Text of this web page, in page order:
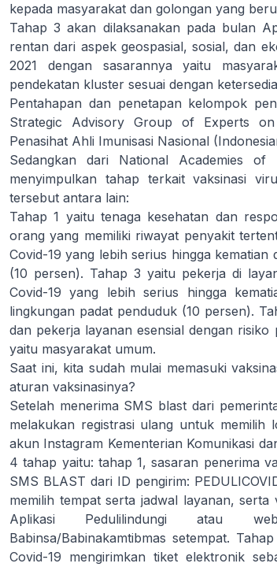
kepada masyarakat dan golongan yang
Tahap 3 akan dilaksanakan pada bulan
rentan dari aspek geospasial, sosial, dan
2021 dengan sasarannya yaitu
pendekatan kluster sesuai dengan
Pentahapan dan penetapan kelompok
Strategic Advisory Group of Experts
Penasihat Ahli Imunisasi Nasional
Sedangkan dari National Academies of
menyimpulkan tahap terkait vaksinasi
tersebut antara lain:
Tahap 1 yaitu tenaga kesehatan dan
orang yang memiliki riwayat penyakit
Covid-19 yang lebih serius hingga
(10 persen). Tahap 3 yaitu pekerja di
Covid-19 yang lebih serius hingga
lingkungan padat penduduk (10 persen).
dan pekerja layanan esensial dengan
yaitu masyarakat umum.
Saat ini, kita sudah mulai memasuki
aturan vaksinasinya?
Setelah menerima SMS blast dari
melakukan registrasi ulang untuk memilih
akun Instagram Kementerian Komunikasi
4 tahap yaitu: tahap 1, sasaran penerima
SMS BLAST dari ID pengirim:
memilih tempat serta jadwal layanan,
Aplikasi Pedulilindungi atau
Babinsa/Babinakamtibmas setempat.
Covid-19 mengirimkan tiket elektronik